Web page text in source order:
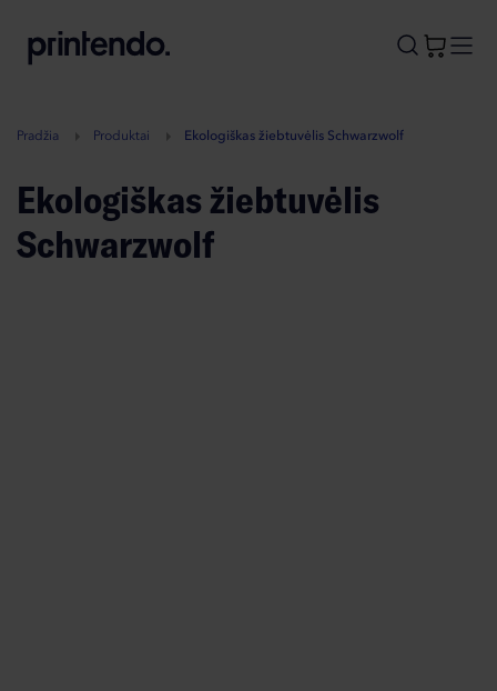
A
Pradžia Produktai Ekologiškas žiebtuvėlis Schwarzwolf
Ekologiškas žiebtuvėlis
Schwarzwolf